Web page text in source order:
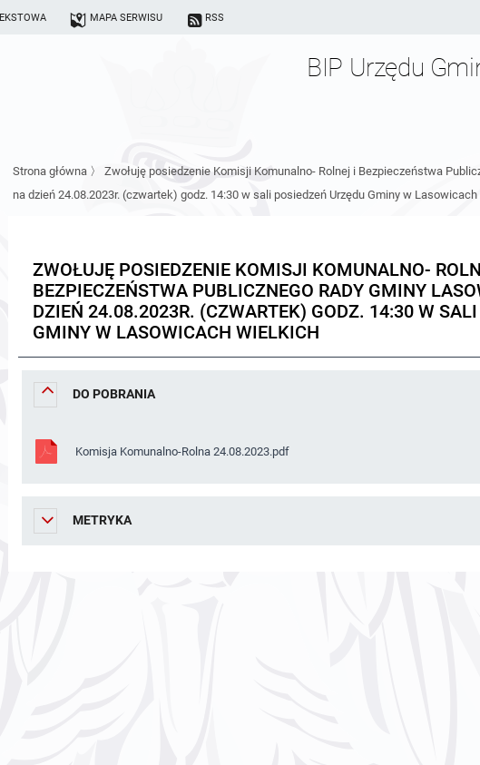
MAPA SERWISU RSS
BIP Urzędu
Strona główna 〉 Zwołuję posiedzenie Komisji Komunalno- Rolnej i Bezpieczeństwa
na dzień 24.08.2023r. (czwartek) godz. 14:30 w sali posiedzeń Urzędu Gminy w
ZWOŁUJĘ POSIEDZENIE KOMISJI KOMUNALNO-
BEZPIECZEŃSTWA PUBLICZNEGO RADY GMINY
DZIEŃ 24.08.2023R. (CZWARTEK) GODZ. 14:30 W SALI
GMINY W LASOWICACH WIELKICH
DO POBRANIA
Komisja Komunalno-Rolna 24.08.2023.pdf
METRYKA